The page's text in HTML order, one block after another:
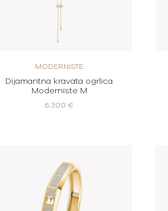
MODERNISTE
Dijamantna kravata ogrlica
Moderniste M
6.300 €